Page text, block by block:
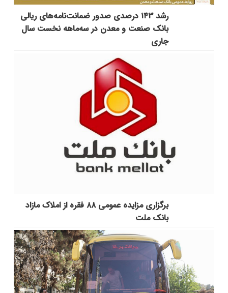
رشد ۱۴۳ درصدی صدور ضمانت‌نامه‌های ریالی
بانک صنعت و معدن در سه‌ماهه نخست سال
جاری
برگزاری مزایده عمومی ۸۸ فقره از املاک مازاد
بانک ملت